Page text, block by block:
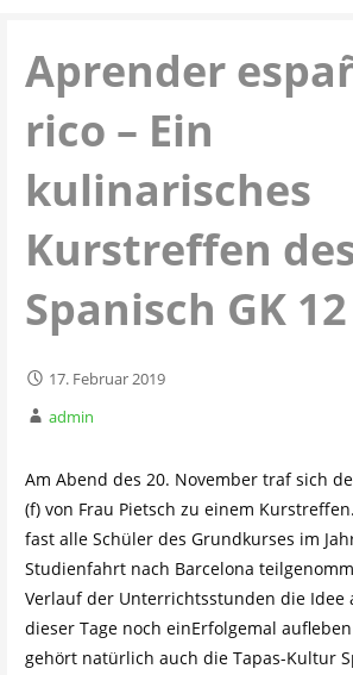
Aprender
rico – Ein
kulinarisches
Kurstreffen
Spanisch GK
17. Februar 2019
admin
Am Abend des 20. November traf sich
(f) von Frau Pietsch zu einem
fast alle Schüler des Grundkurses im
Studienfahrt nach Barcelona
Verlauf der Unterrichtsstunden die Idee
dieser Tage noch einErfolgemal
gehört natürlich auch die Tapas-Kultur